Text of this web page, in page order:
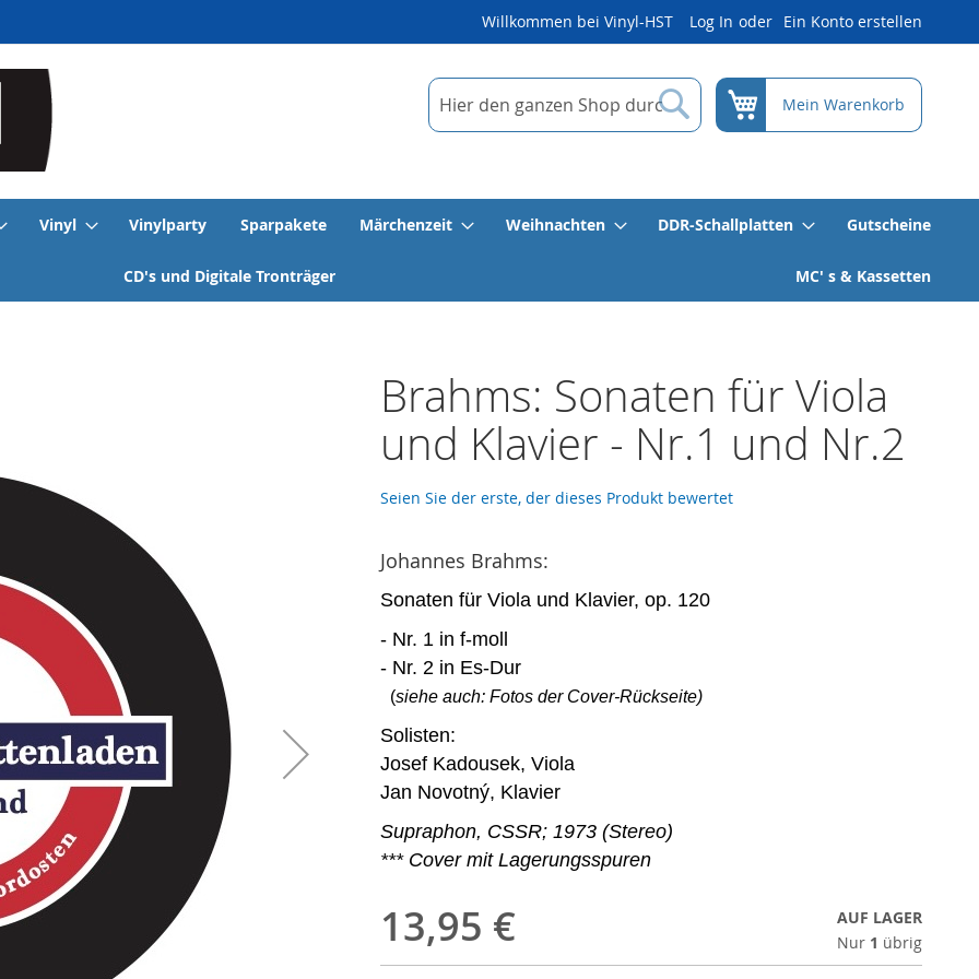
Willkommen bei Vinyl-HST Log In Ein Konto erstellen
Suche
Suche
Mein Warenkorb
Vinyl Vinylparty Sparpakete Märchenzeit Weihnachten DDR-Schallplatten Gutscheine
CD's und Digitale Tronträger MC' s & Kassetten
Brahms: Sonaten für Viola
und Klavier - Nr.1 und Nr.2
Seien Sie der erste, der dieses Produkt bewertet
Johannes Brahms:
Sonaten für Viola und Klavier, op. 120
- Nr. 1 in f-moll
- Nr. 2 in Es-Dur
(siehe auch: Fotos der Cover-Rückseite)
Solisten:
Josef Kadousek, Viola
Jan Novotný, Klavier
Supraphon, CSSR; 1973 (Stereo)
*** Cover mit Lagerungsspuren
13,95 €
AUF LAGER
Nur 1 übrig